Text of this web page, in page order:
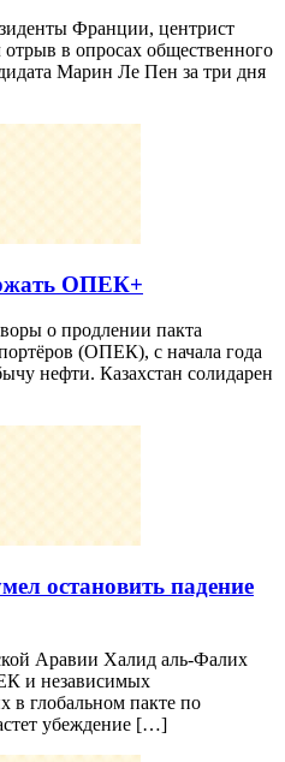
Франции, центрист
в опросах общественного
Марин Ле Пен за три дня
ОПЕК+
о продлении пакта
(ОПЕК), с начала года
нефти. Казахстан солидарен
остановить падение
Аравии Халид аль-Фалих
и независимых
в глобальном пакте по
убеждение […]